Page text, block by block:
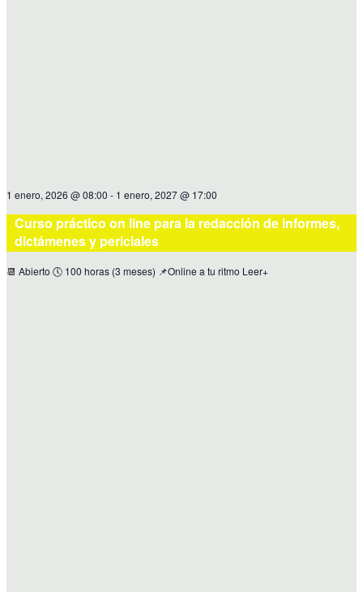
1 enero, 2026 @ 08:00 - 1 enero, 2027 @ 17:00
Curso práctico on line para la redacción de informes,
dictámenes y periciales
📆 Abierto 🕔 100 horas (3 meses) 📌Online a tu ritmo Leer+